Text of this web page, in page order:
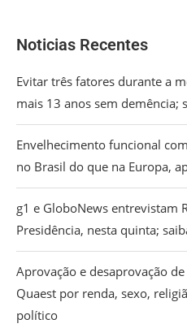
Noticias Recentes
Evitar três fatores durante a
mais 13 anos sem demência;
Envelhecimento funcional
no Brasil do que na Europa,
g1 e GloboNews entrevistam
Presidência, nesta quinta;
Aprovação e desaprovação
Quaest por renda, sexo,
político